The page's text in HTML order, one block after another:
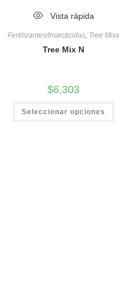
Vista rápida
Fertilizantes/Insecticidas, Tree Mixx
Tree Mix N
$6,303
Seleccionar opciones